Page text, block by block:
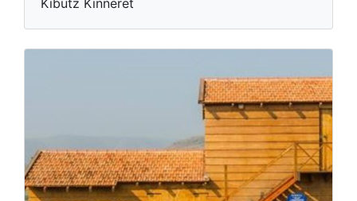
Kibutz Kinneret